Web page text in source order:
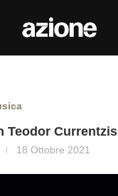
Teodor Currentzis
18 Ottobre 2021